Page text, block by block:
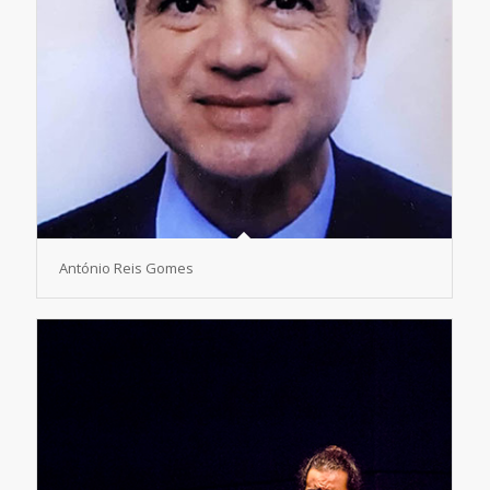
António Reis Gomes